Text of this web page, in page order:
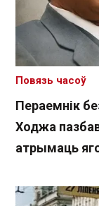
Пераемнік
Ходжа
атрымаць
Повязь часоў